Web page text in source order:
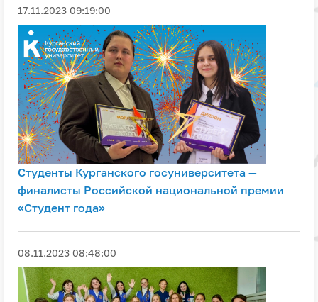
17.11.2023 09:19:00
Студенты Курганского госуниверситета —
финалисты Российской национальной премии
«Студент года»
08.11.2023 08:48:00